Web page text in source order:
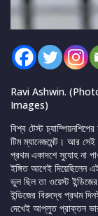
Ravi Ashwin.
Images)
বিশ্ব টেস্ট
টিম ম্যানেজমেন্ট। আর
প্রথম একাদশে সুযোহ না
ইঙ্গিত আগেই দিয়েছিলেন
ভুল ছিল তা ওয়েস্ট
ইন্ডিজের বিরুদ্ধে প্রথম
দেখেই আপ্লুত প্রাক্তন